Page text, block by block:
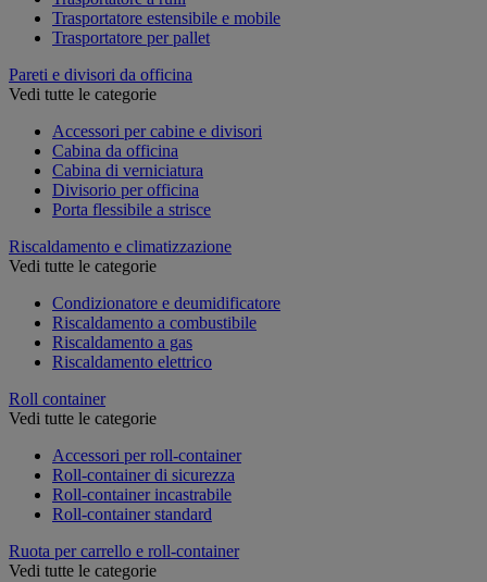
Trasportatore estensibile e mobile
Trasportatore per pallet
Pareti e divisori da officina
Vedi tutte le categorie
Accessori per cabine e divisori
Cabina da officina
Cabina di verniciatura
Divisorio per officina
Porta flessibile a strisce
Riscaldamento e climatizzazione
Vedi tutte le categorie
Condizionatore e deumidificatore
Riscaldamento a combustibile
Riscaldamento a gas
Riscaldamento elettrico
Roll container
Vedi tutte le categorie
Accessori per roll-container
Roll-container di sicurezza
Roll-container incastrabile
Roll-container standard
Ruota per carrello e roll-container
Vedi tutte le categorie